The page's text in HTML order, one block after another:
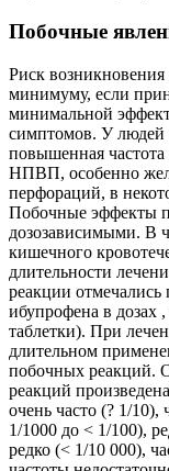
Побочные
Риск
минимуму, если
минимальной
симптомов. У людей
повышенная
НПВП, особенно
перфораций, в
Побочные эффекты
дозозависимыми. В
кишечного
длительности
реакции
ибупрофена в
таблетки). При
длительном
побочных реакций.
реакций
очень часто (? 1/10),
1/1000 до < 1/100),
редко (< 1/10 000),